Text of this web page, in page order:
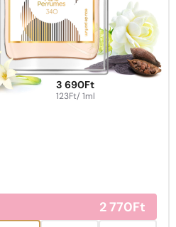
3 690 Ft
123Ft/ 1ml
2 770Ft